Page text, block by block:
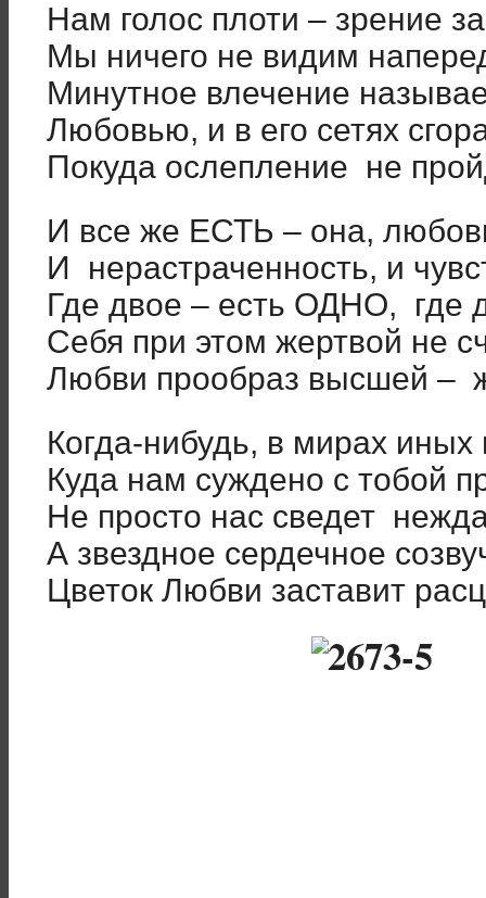
Нам голос плоти – зрение
Мы ничего не видим
Минутное влечение
Любовью, и в его сетях
Покуда ослепление не
И все же ЕСТЬ – она,
И нерастраченность, и
Где двое – есть ОДНО, где
Себя при этом жертвой не
Любви прообраз высшей –
Когда-нибудь, в мирах
Куда нам суждено с тобой
Не просто нас сведет
А звездное сердечное
Цветок Любви заставит